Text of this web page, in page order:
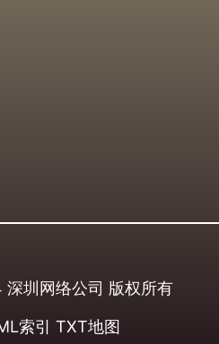
深圳网络公司 版权所有
索引 TXT地图